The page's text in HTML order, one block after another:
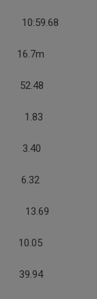
10:59.68
16.7m
52.48
1.83
3.40
6.32
13.69
10.05
39.94